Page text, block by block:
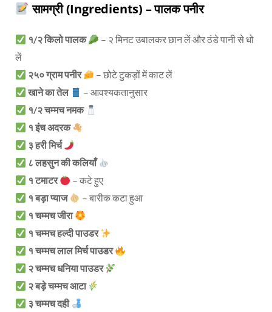
सामग्री (Ingredients) – पालक पनीर
१/२ किलो पालक
– २ मिनट उबालकर छान लें और ठंडे पानी से धो
लें
२५० ग्राम पनीर
– छोटे टुकड़ों में काट लें
खाने का तेल
– आवश्यकतानुसार
१/२ चम्मच नमक
१ इंच अदरक
३ हरी मिर्च
८ लहसुन की कलियाँ
१ टमाटर
– कटे हुए
१ बड़ा प्याज
– बारीक कटा हुआ
१ चम्मच जीरा
१ चम्मच हल्दी पाउडर
१ चम्मच लाल मिर्च पाउडर
२ चम्मच धनिया पाउडर
२ बड़े चम्मच आटा
३ चम्मच दही